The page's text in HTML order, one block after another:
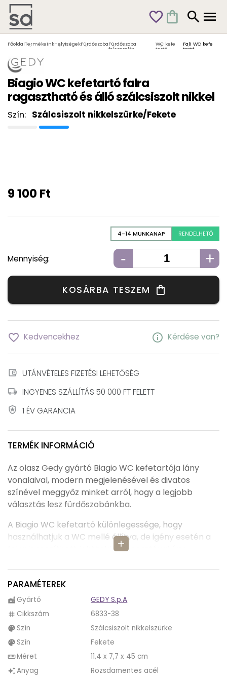
favorite_outline shopping_bag search menu
FőoldalTermékeinkHelyiségekFürdőszobaFürdőszoba
felszerelés
WC kefe
tartó
Fali WC kefe
tartó
Biagio WC kefetartó falra
ragasztható és álló szálcsiszolt nikkel
9 100 Ft
Szín: Szálcsiszolt nikkelszürke/Fekete
4-14 MUNKANAP RENDELHETŐ
Mennyiség: - +
KOSÁRBA TESZEM shopping_bag
favorite_border Kedvencekhez info Kérdése van?
account_balance_wallet UTÁNVÉTELES FIZETÉSI LEHETŐSÉG
local_shipping INGYENES SZÁLLÍTÁS 50 000 FT FELETT
local_police 1 ÉV GARANCIA
TERMÉK INFORMÁCIÓ
add
Az olasz Gedy gyártó Biagio WC kefetartója lány
vonalaival, modern megjelenésével és divatos
színével meggyőz minket arról, hogy a legjobb
választás lesz fürdőszobánkba.
A Biagio WC kefetartó különlegessége, hogy
használhatjuk a WC mellé állítva, de igény esetén a
falra is rögzíthetjük kétoldali ragasztóval, így
nem fúrjuk meg a csempét.
A tervező két divatos szín, a szárcsiszolt nikkel és a
fekete és króm kombinációjával hozta létre a Biagio
WC kefét, melytől nagyon különleges lett. Mindkét
szín az eleganciát, az stílust és időtlenséget sugallja,
mely külön-külön is, de így együtt méginkább
beleilleszthetőek a modern, minimalista és
indusztriális belsőépítészeti stílusba, melyeket
PARAMÉTEREK
factory Gyártó GEDY S.p.A
tag Cikkszám 6833-38
palette Szín Szálcsiszolt nikkelszürke
palette Szín Fekete
straightenMéret 11,4 x 7,7 x 45 cm
auto_awesomeAnyag Rozsdamentes acél